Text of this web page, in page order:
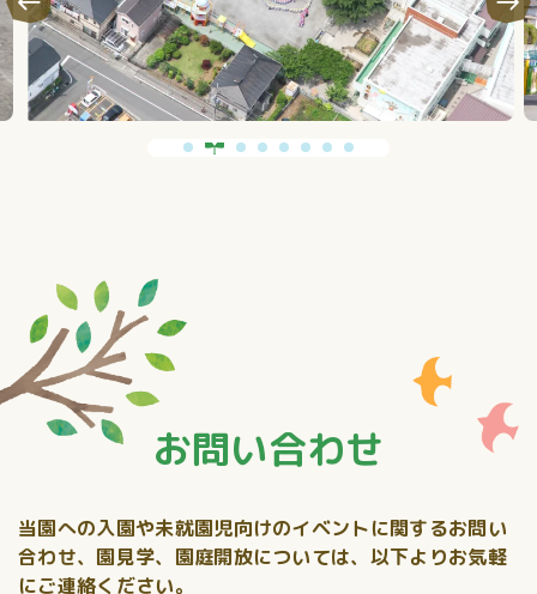
お問い合わせ
当園への入園や未就園児向けのイベントに関するお問い
合わせ、 園見学、園庭開放については、以下よりお気軽
にご連絡ください。